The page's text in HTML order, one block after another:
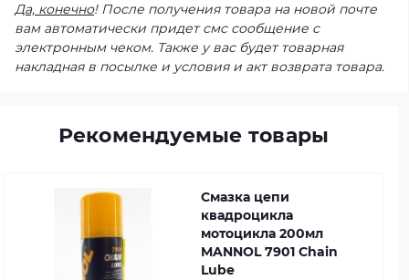
Да, конечно! После получения товара на новой почте
вам автоматически придет смс сообщение с
электронным чеком. Также у вас будет товарная
накладная в посылке и условия и акт возврата товара.
Рекомендуемые товары
Смазка цепи
квадроцикла
мотоцикла 200мл
MANNOL 7901 Chain
Lube